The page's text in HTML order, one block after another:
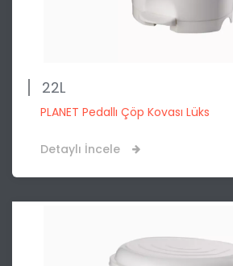
22L
PLANET Pedallı Çöp Kovası Lüks
Detaylı İncele